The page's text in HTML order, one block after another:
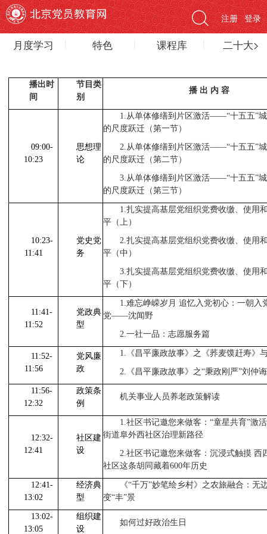
登录
注册
月度学习 特色 课程库 二十大>
播出时
间
节目类
别
播 出 内 容
09:00-
10:23
思想理
论
1. 从单体修缮到片区激活——“十五五”
的尺度跃迁（第一节）
2. 从单体修缮到片区激活——“十五五”
的尺度跃迁（第二节）
3. 从单体修缮到片区激活——“十五五”
的尺度跃迁（第三节）
10:23-
11:41
党史党
务
1. 扎实提高基层党组织党费收缴、使用
平（上）
2. 扎实提高基层党组织党费收缴、使用
平（中）
3. 扎实提高基层党组织党费收缴、使用
平（下）
11:41-
11:52
党政典
型
1. 难忘峥嵘岁月 追忆入党初心：一朝入
党——沈闻野
2. 一社一品：志愿服务篇
11:52-
11:56
党风廉
政
1. 《昌平廉政故事》之《荞麦馍赶寿》
2. 《昌平廉政故事》之“秉政刚严”刘仲诲
11:56-
12:32
政策条
例
机关事业人员养老政策解读
12:32-
12:41
社区建
设
1. 社区书记邀您来做客：“童星共育”激
街道阜外西社区治理新路径
2. 社区书记邀您来做客：沉浸式触摸 西
社区这条胡同藏着600年历史
12:41-
13:02
经济典
型
《“千万”妙笔绘乡村》之农旅融合：无
变“丰”景
13:02-
13:05
组织建
设
如何过好政治生日